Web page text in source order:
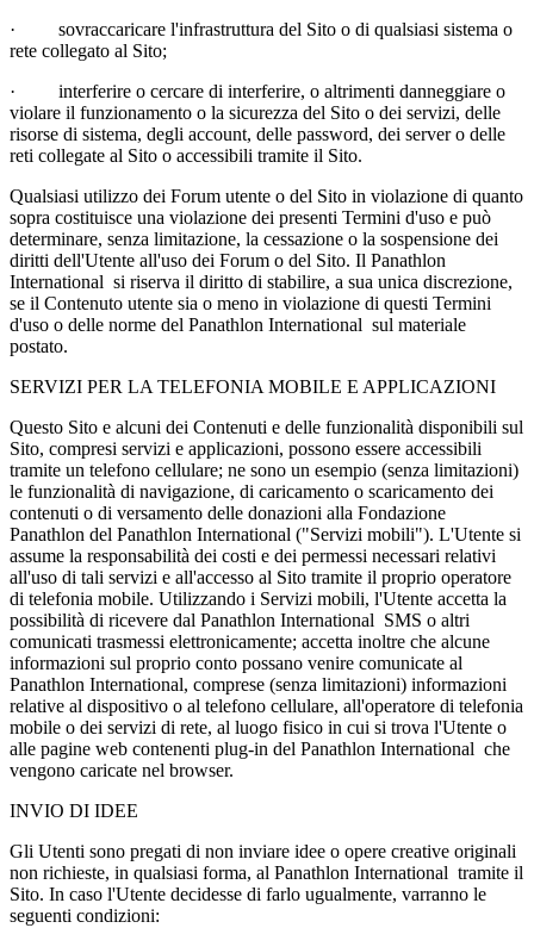
· sovraccaricare l'infrastruttura del Sito o di qualsiasi sistema o
rete collegato al Sito;
· interferire o cercare di interferire, o altrimenti danneggiare o
violare il funzionamento o la sicurezza del Sito o dei servizi, delle
risorse di sistema, degli account, delle password, dei server o delle
reti collegate al Sito o accessibili tramite il Sito.
Qualsiasi utilizzo dei Forum utente o del Sito in violazione di quanto
sopra costituisce una violazione dei presenti Termini d'uso e può
determinare, senza limitazione, la cessazione o la sospensione dei
diritti dell'Utente all'uso dei Forum o del Sito. Il Panathlon
International si riserva il diritto di stabilire, a sua unica discrezione,
se il Contenuto utente sia o meno in violazione di questi Termini
d'uso o delle norme del Panathlon International sul materiale
postato.
SERVIZI PER LA TELEFONIA MOBILE E APPLICAZIONI
Questo Sito e alcuni dei Contenuti e delle funzionalità disponibili sul
Sito, compresi servizi e applicazioni, possono essere accessibili
tramite un telefono cellulare; ne sono un esempio (senza limitazioni)
le funzionalità di navigazione, di caricamento o scaricamento dei
contenuti o di versamento delle donazioni alla Fondazione
Panathlon del Panathlon International ("Servizi mobili"). L'Utente si
assume la responsabilità dei costi e dei permessi necessari relativi
all'uso di tali servizi e all'accesso al Sito tramite il proprio operatore
di telefonia mobile. Utilizzando i Servizi mobili, l'Utente accetta la
possibilità di ricevere dal Panathlon International SMS o altri
comunicati trasmessi elettronicamente; accetta inoltre che alcune
informazioni sul proprio conto possano venire comunicate al
Panathlon International, comprese (senza limitazioni) informazioni
relative al dispositivo o al telefono cellulare, all'operatore di telefonia
mobile o dei servizi di rete, al luogo fisico in cui si trova l'Utente o
alle pagine web contenenti plug-in del Panathlon International che
vengono caricate nel browser.
INVIO DI IDEE
Gli Utenti sono pregati di non inviare idee o opere creative originali
non richieste, in qualsiasi forma, al Panathlon International tramite il
Sito. In caso l'Utente decidesse di farlo ugualmente, varranno le
seguenti condizioni: